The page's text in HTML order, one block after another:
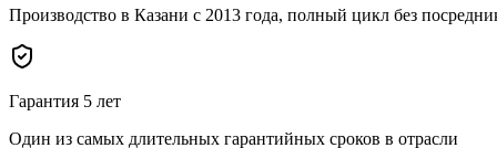
Производство в Казани с 2013 года, полный цикл без
Гарантия 5 лет
Один из самых длительных гарантийных сроков в отрасли